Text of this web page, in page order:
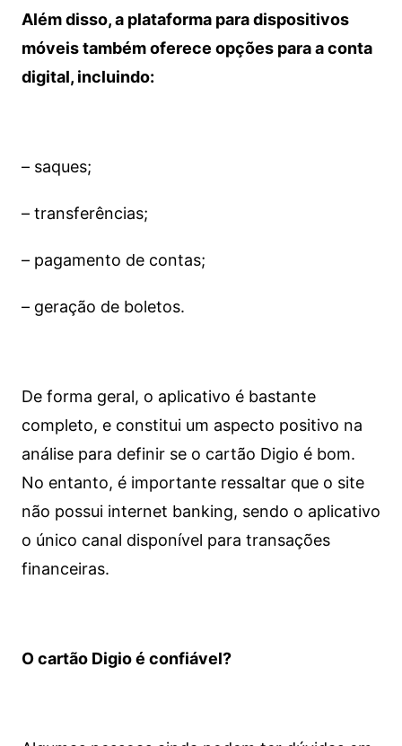
Além disso, a plataforma para dispositivos
móveis também oferece opções para a conta
digital, incluindo:
– saques;
– transferências;
– pagamento de contas;
– geração de boletos.
De forma geral, o aplicativo é bastante
completo, e constitui um aspecto positivo na
análise para definir se o cartão Digio é bom.
No entanto, é importante ressaltar que o site
não possui internet banking, sendo o aplicativo
o único canal disponível para transações
financeiras.
O cartão Digio é confiável?